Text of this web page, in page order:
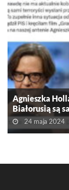
Agnieszka
Białorusią są
24 maja 2024